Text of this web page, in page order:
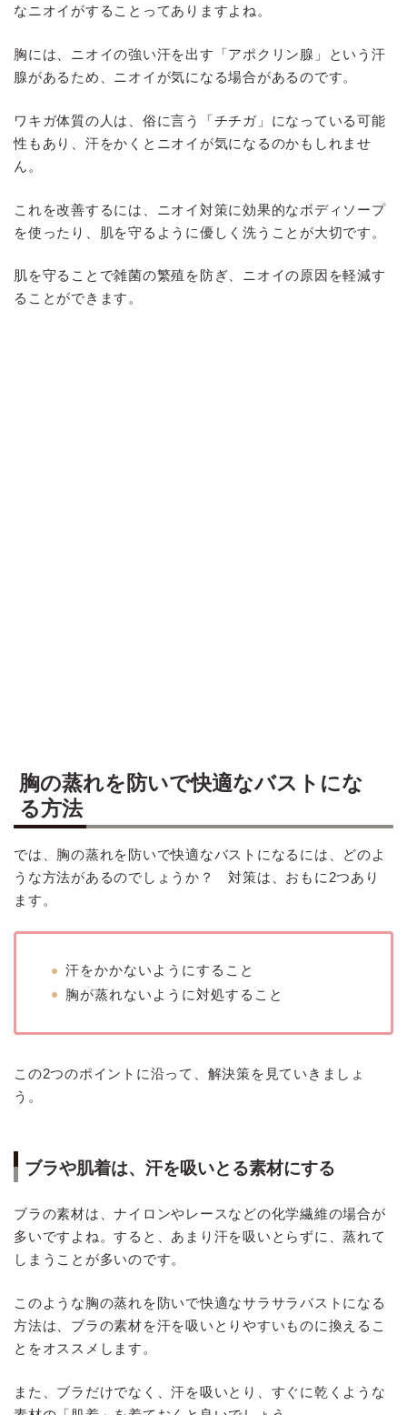
なニオイがすることってありますよね。
胸には、ニオイの強い汗を出す「アポクリン腺」という汗
腺があるため、ニオイが気になる場合があるのです。
ワキガ体質の人は、俗に言う「チチガ」になっている可能
性もあり、汗をかくとニオイが気になるのかもしれませ
ん。
これを改善するには、ニオイ対策に効果的なボディソープ
を使ったり、肌を守るように優しく洗うことが大切です。
肌を守ることで雑菌の繁殖を防ぎ、ニオイの原因を軽減す
ることができます。
胸の蒸れを防いで快適なバストにな
る方法
では、胸の蒸れを防いで快適なバストになるには、どのよ
うな方法があるのでしょうか？ 対策は、おもに2つあり
ます。
汗をかかないようにすること
胸が蒸れないように対処すること
この2つのポイントに沿って、解決策を見ていきましょ
う。
ブラや肌着は、汗を吸いとる素材にする
ブラの素材は、ナイロンやレースなどの化学繊維の場合が
多いですよね。すると、あまり汗を吸いとらずに、蒸れて
しまうことが多いのです。
このような胸の蒸れを防いで快適なサラサラバストになる
方法は、ブラの素材を汗を吸いとりやすいものに換えるこ
とをオススメします。
また、ブラだけでなく、汗を吸いとり、すぐに乾くような